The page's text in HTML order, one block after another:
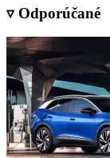
▿ Odporúčané